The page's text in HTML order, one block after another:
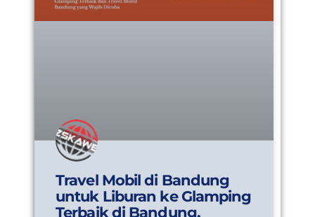
Travel Mobil di Bandung
untuk Liburan ke Glamping
Terbaik di Bandung,